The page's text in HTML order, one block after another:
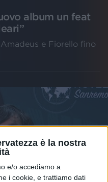
è la nostra
e/o accediamo a
i cookie, e trattiamo dati
album un feat
e Fiorello fino